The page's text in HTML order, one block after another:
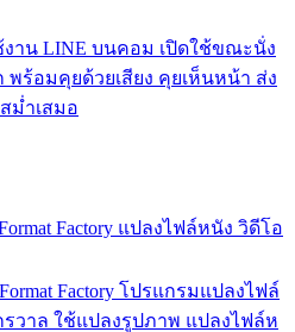
งาน LINE บนคอม เปิดใช้ขณะนั่ง
พร้อมคุยด้วยเสียง คุยเห็นหน้า ส่ง
ม่ำเสมอ
Factory แปลงไฟล์หนัง วิดีโอ
Factory โปรแกรมแปลงไฟล์
วาล ใช้แปลงรูปภาพ แปลงไฟล์ห